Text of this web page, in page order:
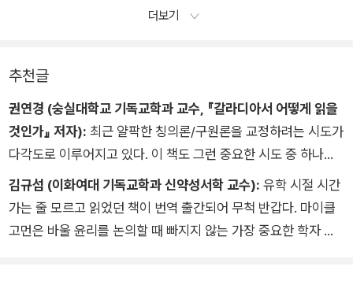
_2장 | “믿음으로 의롭게 되다/그리스도와 함께 십자가에 못 박
아니라, 그분의 임재가 신자를 탈바꿈시키고 신자에게 활기를 불
시라. 이제 내가 육체 가운데 사는 삶은 자기 자신을 주심으로 나
를 사랑하신 하나님의 아들의 신실함으로 사는 것이라.” 더글러
스 캠벨의 말처럼, “이것은 단순히 ‘이미타티오 크리스티’가 아니
다!” 왜냐하면 “하나님은 [신자들에게]…그리스도를 모방하라기
서 혹은 그 안에 내주해서 하나님의 성령이 그리스도인을 그리스
도 의 모습으로 적극적으로 재형성하게 하라고 요청하기” 때문이
다. 역사적 예수의 충성과 사랑 안에서 알려진 선재하신 하나님의
더보기
추천글
권연경 (숭실대학교 기독교학과 교수, 『갈라디아서 어떻게 읽을
것인가』 저자): 최근 얄팍한 칭의론/구원론을 교정하려는 시도가
다각도로 이루어지고 있다. 이 책도 그런 중요한 시도 중 하나다.
저자의 핵심 본문은 빌립보서 2:6-11이다. 그는 바울의 칭의론이
우리가 하나님께 참여하는 ‘하나님화’를 바라본다고 말한다. 이렇
게 그는 칭의의 지평을 넓힌다. 또 하나님은 그리스도의 십자가를
김규섭 (이화여대 기독교학과 신약성서학 교수): 유학 시절 시간
가는 줄 모르고 읽었던 책이 번역 출간되어 무척 반갑다. 마이클
고먼은 바울 윤리를 논의할 때 빠지지 않는 가장 중요한 학자 중